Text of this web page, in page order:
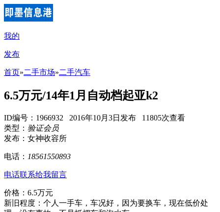
我的
发布
首页»二手市场»二手汽车
6.5万元/14年1月自动档起亚k2
ID编号：1966932 2016年10月3日发布 11805次查看
类型： 验证会员
发布：女神收容所
电话： 18561550893
电话联系给我留言
价格：6.5万元
新旧程度：个人一手车，车况好，因为要换车，现在低价处